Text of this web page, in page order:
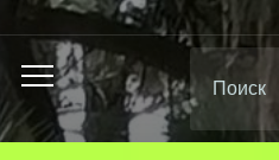
Переключить
мобильное
меню
Поиск
по: